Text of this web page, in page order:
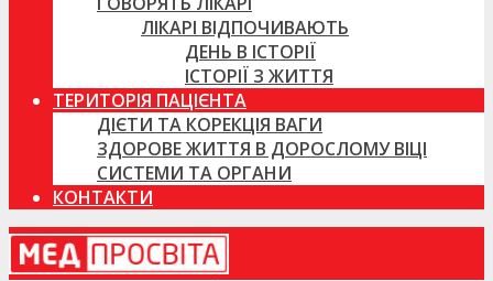
ЛІКАРІ ВІДПОЧИВАЮТЬ
ДЕНЬ В ІСТОРІЇ
ІСТОРІЇ З ЖИТТЯ
ТЕРИТОРІЯ ПАЦІЄНТА
ДІЄТИ ТА КОРЕКЦІЯ ВАГИ
ЗДОРОВЕ ЖИТТЯ В ДОРОСЛОМУ ВІЦІ
СИСТЕМИ ТА ОРГАНИ
КОНТАКТИ